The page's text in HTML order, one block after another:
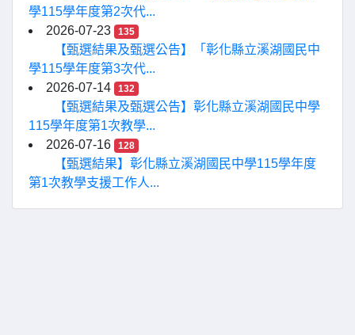
學115學年度第2次代...
2026-07-23
135
【甄選結果及甄選公告】「彰化縣立溪湖國民中
學115學年度第3次代...
2026-07-14
132
【甄選結果及甄選公告】彰化縣立溪湖國民中學
115學年度第1次教學...
2026-07-16
128
【甄選結果】彰化縣立溪湖國民中學115學年度
第1次教學支援工作人...